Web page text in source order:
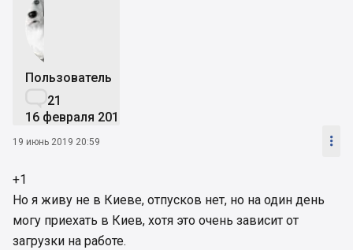
Пользователь
21
16 февраля 2018
19 июнь 2019 20:59 
+1
Но я живу не в Киеве, отпусков нет, но на один день
могу приехать в Киев, хотя это очень зависит от
загрузки на работе.